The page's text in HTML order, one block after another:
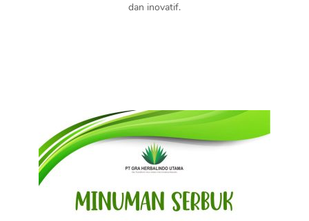
dan inovatif.